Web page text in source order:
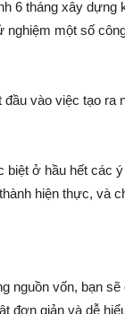
6 tháng xây dựng
nghiệm một số
vào việc tạo ra
biệt ở hầu hết các
hiện thực, và
nguồn vốn, bạn
đơn giản và dễ